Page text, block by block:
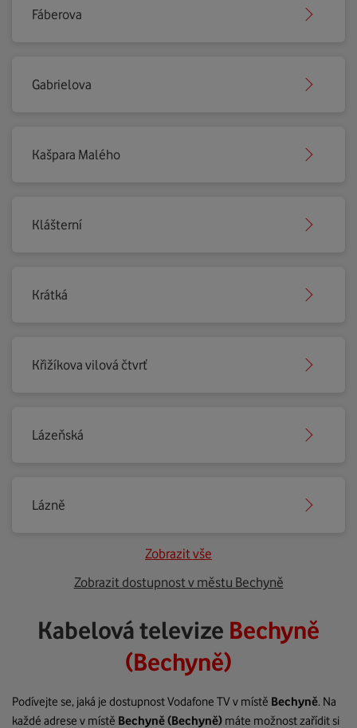
Fáberova
Gabrielova
Kašpara Malého
Klášterní
Krátká
Křižíkova vilová čtvrť
Lázeňská
Lázně
Zobrazit vše
Zobrazit dostupnost v městu Bechyně
Kabelová televize Bechyně
(Bechyně)
Podívejte se, jaká je dostupnost Vodafone TV v místě Bechyně. Na
každé adrese v místě Bechyně(Bechyně) máte možnost zařídit si